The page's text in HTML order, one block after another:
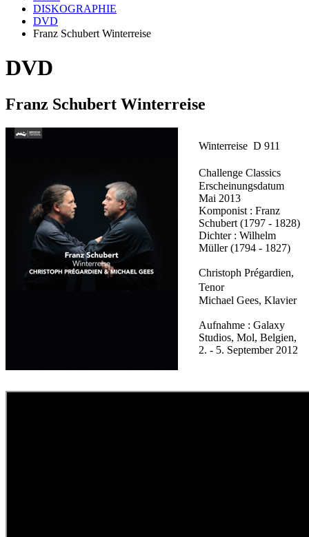
DISKOGRAPHIE
DVD
Franz Schubert Winterreise
DVD
Franz Schubert Winterreise
Winterreise D 911
Challenge Classics
Erscheinungsdatum
Mai 2013
Komponist : Franz
Schubert (1797 - 1828)
Dichter : Wilhelm
Müller (1794 - 1827)
Christoph Prégardien,
Tenor
Michael Gees, Klavier
Aufnahme : Galaxy
Studios, Mol, Belgien,
2. - 5. September 2012